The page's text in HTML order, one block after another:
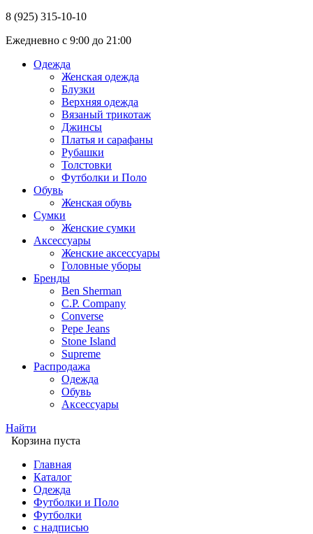
8 (925) 315-10-10
Ежедневно с 9:00 до 21:00
Одежда
Женская одежда
Блузки
Верхняя одежда
Вязаный трикотаж
Джинсы
Платья и сарафаны
Рубашки
Толстовки
Футболки и Поло
Обувь
Женская обувь
Сумки
Женские сумки
Аксессуары
Женские аксессуары
Головные уборы
Бренды
Ben Sherman
C.P. Company
Converse
Pepe Jeans
Stone Island
Supreme
Распродажа
Одежда
Обувь
Аксессуары
Найти
Корзина пуста
Главная
Каталог
Одежда
Футболки и Поло
Футболки
с надписью